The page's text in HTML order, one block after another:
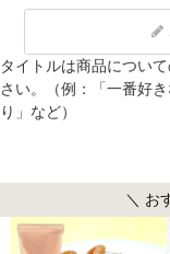
タイトルは商品につい
さい。（例：「一番好
り」など）
＼ お